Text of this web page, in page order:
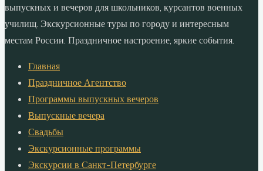
выпускных и вечеров для школьников, курсантов военных
училищ. Экскурсионные туры по городу и интересным
местам России. Праздничное настроение, яркие события.
Главная
Праздничное Агентство
Программы выпускных вечеров
Выпускные вечера
Свадьбы
Экскурсионные программы
Экскурсии в Санкт-Петербурге